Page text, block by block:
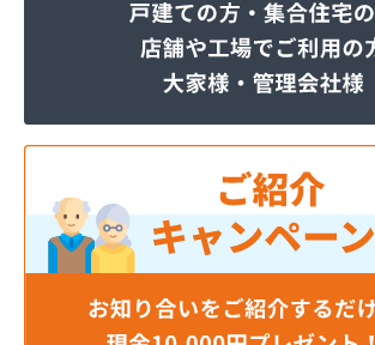
株式会社JAエルサポート 日光営業所
株式会社JAエルサポート
株式会社JAエルサポート 県北支店
株式会社MIKANE
株式会社TOKAI 小山支店
株式会社TOKAI 那須支店
株式会社あいづや
株式会社イイジマ
株式会社エコファースト
株式会社エス・ケーガス